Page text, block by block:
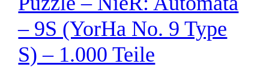
– 9S (YorHa No. 9 Type
S) – 1.000 Teile